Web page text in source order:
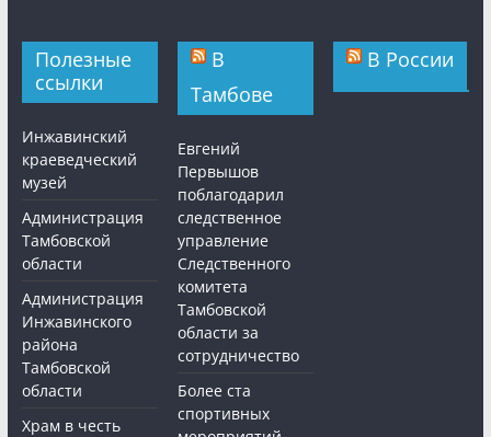
Полезные
ссылки
Инжавинский
краеведческий
музей
Администрация
Тамбовской
области
Администрация
Инжавинского
района
Тамбовской
области
Храм в честь
В
Тамбове
Евгений
Первышов
поблагодарил
следственное
управление
Следственного
комитета
Тамбовской
области за
сотрудничество
Более ста
спортивных
В России